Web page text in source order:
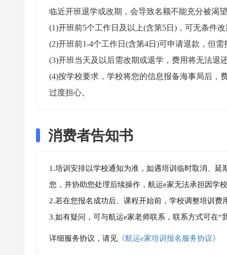
临近开班退学或改期，会导致名额不能充分被渴
(1)开班前5个工作日及以上(含第5日)，可无条件
(2)开班前1-4个工作日(含第4日)可申请退款，但
(3)开班当天及以后需改期或退学，费用将无法退
(4)按学校要求，学校将您的信息报备海事局后，
过度担心。
消费者告知书
1.培训安排以学校通知为准，如遇培训临时取消、
您，并协助您处理后续操作，航运e家无法承担因学
2.若在您报名成功后、课程开始前，学校调整培训
3.如有疑问，可与航运e家老师联系，联系方式可在
详细服务协议，请见 《航运e家培训报名服务协议》